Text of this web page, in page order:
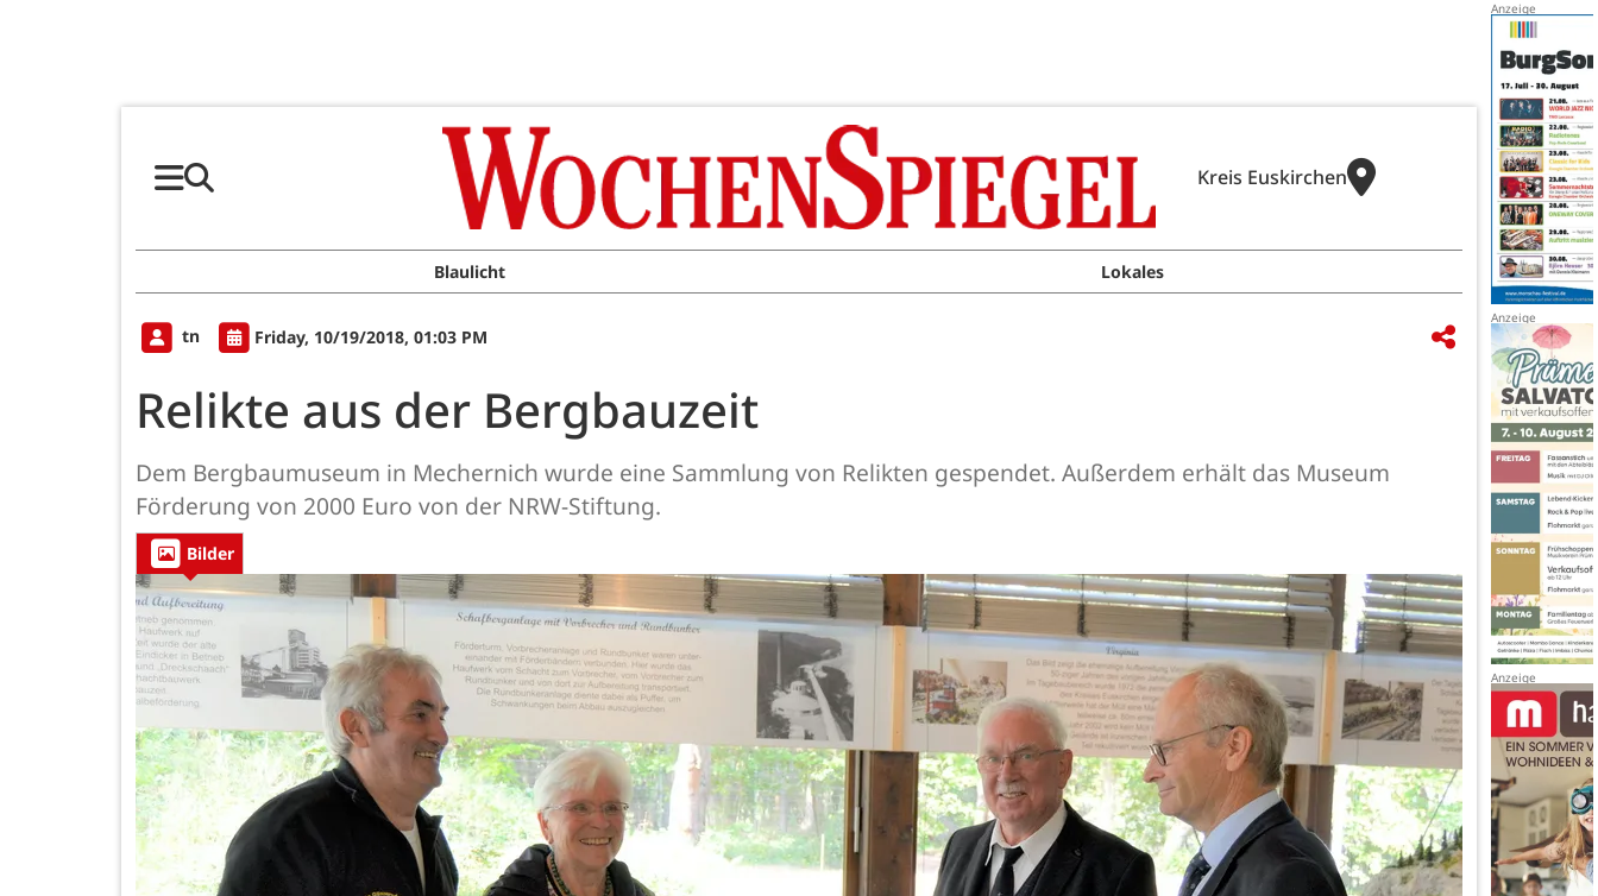
Kreis Euskirchen
Blaulicht Lokales
tn Friday, 10/19/2018, 01:03 PM
Relikte aus der Bergbauzeit
Dem Bergbaumuseum in Mechernich wurde eine Sammlung von Relikten gespendet. Außerdem erhält das Museum
Förderung von 2000 Euro von der NRW-Stiftung.
Bilder